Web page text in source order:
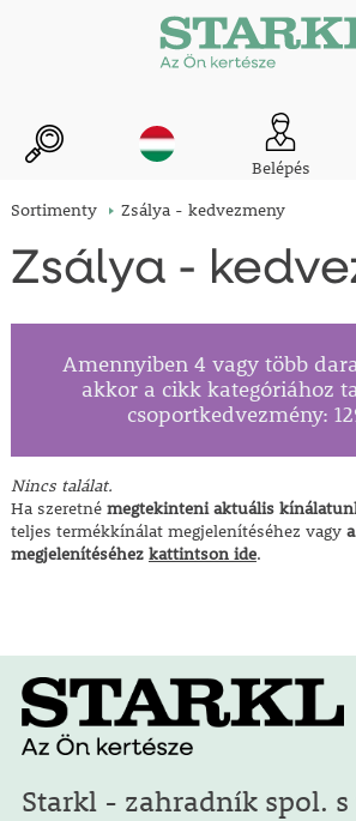
Belépés
Sortimenty Zsálya - kedvezmeny
Zsálya -
Amennyiben 4 vagy több
akkor a cikk kategóriához
csoportkedvezmény:
Nincs találat.
Ha szeretné megtekinteni aktuális
teljes termékkínálat megjelenítéséhez vagy
megjelenítéséhez kattintson ide.
Starkl - zahradník spol. s